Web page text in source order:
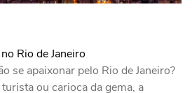
Rio de Janeiro
se apaixonar pelo Rio de Janeiro?
ou carioca da gema, a